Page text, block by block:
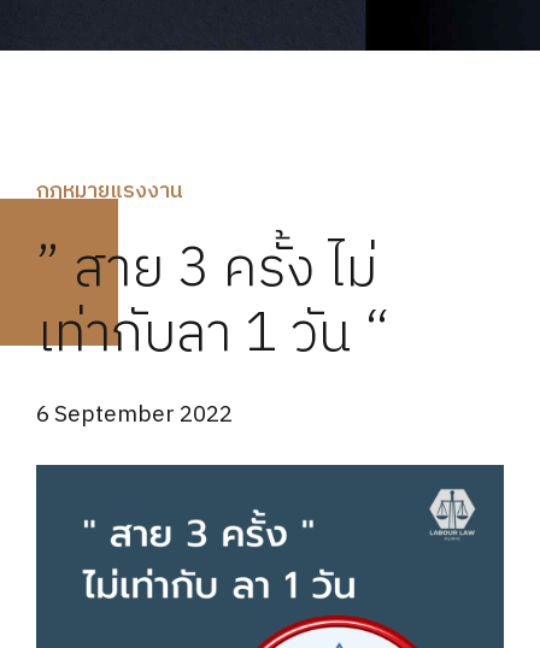
กฏหมายแรงงาน
” สาย 3 ครั้ง ไม่
เท่ากับลา 1 วัน “
6 September 2022